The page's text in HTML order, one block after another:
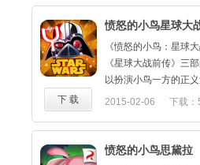
愤怒的小鸟星球
Wars II
《愤怒的小鸟：星球
《星球大战前传》三
以扮演小鸟一方的正
够加入反派阵营来实
传，并带来超过30个
小鸟，还可以加入小
2015-02-06 下载：
下 载
愤怒的小鸟思黛拉